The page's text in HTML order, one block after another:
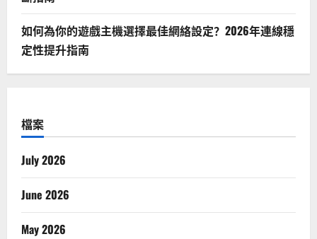
如何為你的遊戲主機選擇最佳網絡設定？2026年連線穩
定性提升指南
檔案
July 2026
June 2026
May 2026